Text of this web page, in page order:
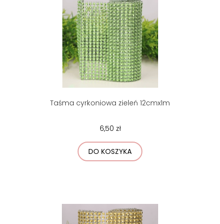
Taśma cyrkoniowa zieleń 12cmx1m
6,50 zł
DO KOSZYKA